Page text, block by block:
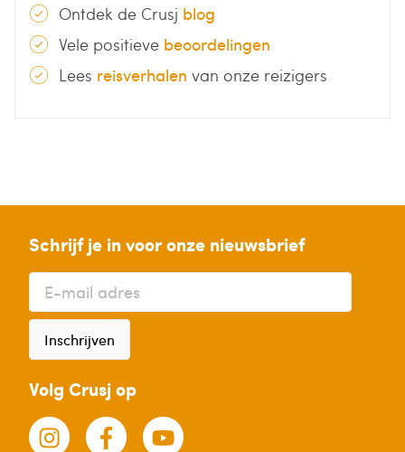
Ontdek de Crusj blog
Vele positieve beoordelingen
Lees reisverhalen van onze reizigers
Schrijf je in voor onze nieuwsbrief
Inschrijven
Volg Crusj op